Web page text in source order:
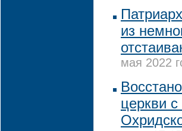
из
мая 2022
церкви